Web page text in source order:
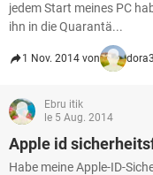
jedem Start meines PC
ihn in die Quarantä...
1 Nov. 2014 von
Ebru itik
le 5 Aug. 2014
Apple id
Habe meine Apple-ID-